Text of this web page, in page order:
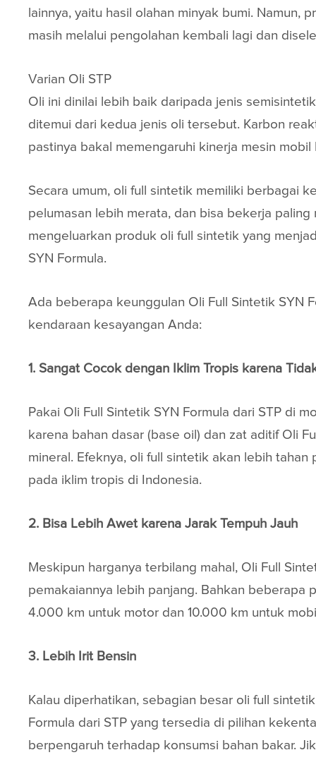
lainnya, yaitu hasil olahan minyak bumi. Namun,
masih melalui pengolahan kembali lagi dan
Varian Oli STP
Oli ini dinilai lebih baik daripada jenis
ditemui dari kedua jenis oli tersebut. Karbon
pastinya bakal memengaruhi kinerja mesin mobil
Secara umum, oli full sintetik memiliki berbagai
pelumasan lebih merata, dan bisa bekerja
mengeluarkan produk oli full sintetik yang
SYN Formula.
Ada beberapa keunggulan Oli Full Sintetik SYN
kendaraan kesayangan Anda:
1. Sangat Cocok dengan Iklim Tropis karena
Pakai Oli Full Sintetik SYN Formula dari STP di
karena bahan dasar (base oil) dan zat aditif Oli
mineral. Efeknya, oli full sintetik akan lebih
pada iklim tropis di Indonesia.
2. Bisa Lebih Awet karena Jarak Tempuh Jauh
Meskipun harganya terbilang mahal, Oli Full
pemakaiannya lebih panjang. Bahkan beberapa
4.000 km untuk motor dan 10.000 km untuk
3. Lebih Irit Bensin
Kalau diperhatikan, sebagian besar oli full
Formula dari STP yang tersedia di pilihan
berpengaruh terhadap konsumsi bahan bakar.